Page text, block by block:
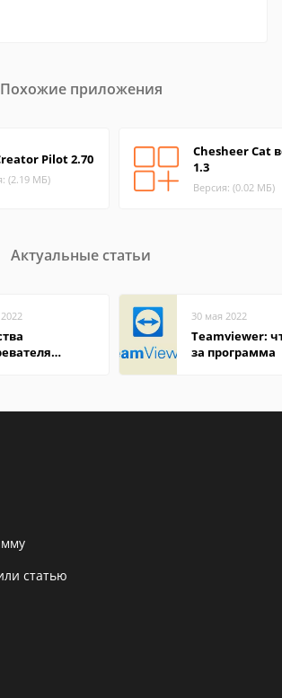
Похожие приложения
Pilot 2.70
(2.19 МБ)
Chesheer Cat
1.3
Версия: (0.02 МБ)
Актуальные статьи
30 мая 2022
Teamviewer:
за программа
статью